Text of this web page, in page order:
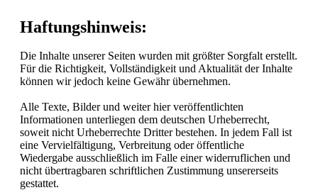
Haftungshinweis:
Die Inhalte unserer Seiten wurden mit größter Sorgfalt erstellt.
Für die Richtigkeit, Vollständigkeit und Aktualität der Inhalte
können wir jedoch keine Gewähr übernehmen.
Alle Texte, Bilder und weiter hier veröffentlichten
Informationen unterliegen dem deutschen Urheberrecht,
soweit nicht Urheberrechte Dritter bestehen. In jedem Fall ist
eine Vervielfältigung, Verbreitung oder öffentliche
Wiedergabe ausschließlich im Falle einer widerruflichen und
nicht übertragbaren schriftlichen Zustimmung unsererseits
gestattet.